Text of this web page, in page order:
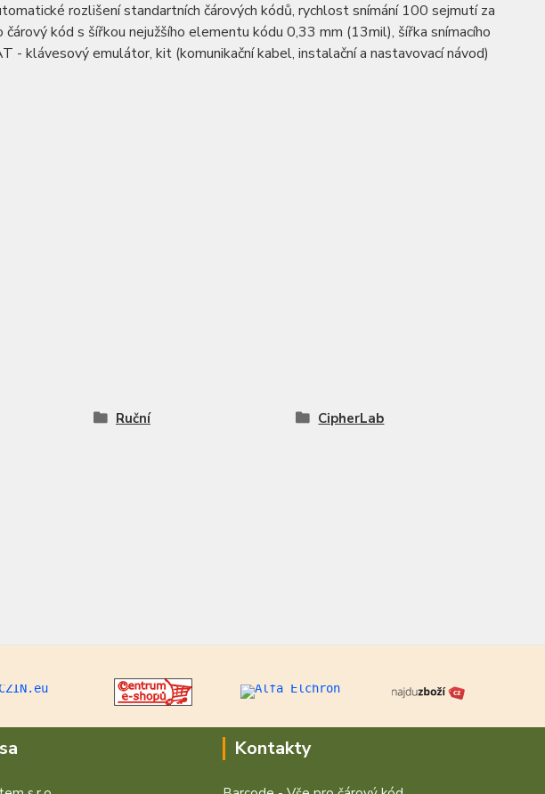
rozlišení standartních čárových kódů, rychlost snímání 100 sejmutí za
kód s šířkou nejužšího elementu kódu 0,33 mm (13mil), šířka snímacího
klávesový emulátor, kit (komunikační kabel, instalační a nastavovací návod)
Ruční CipherLab
Kontakty